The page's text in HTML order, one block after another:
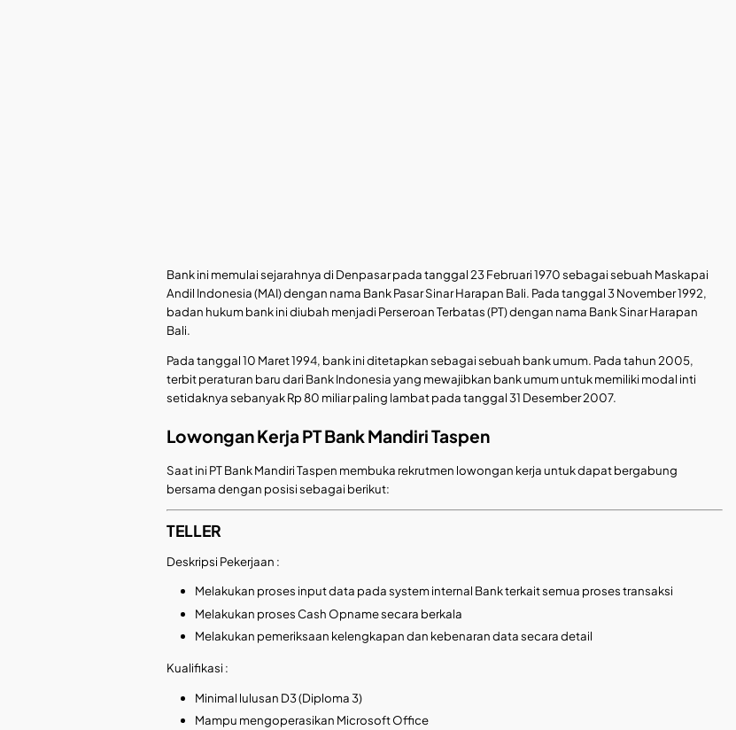
Bank ini memulai sejarahnya di Denpasar pada tanggal 23 Februari 1970 sebagai sebuah Maskapai
Andil Indonesia (MAI) dengan nama Bank Pasar Sinar Harapan Bali. Pada tanggal 3 November 1992,
badan hukum bank ini diubah menjadi Perseroan Terbatas (PT) dengan nama Bank Sinar Harapan
Bali.
Pada tanggal 10 Maret 1994, bank ini ditetapkan sebagai sebuah bank umum. Pada tahun 2005,
terbit peraturan baru dari Bank Indonesia yang mewajibkan bank umum untuk memiliki modal inti
setidaknya sebanyak Rp 80 miliar paling lambat pada tanggal 31 Desember 2007.
Lowongan Kerja PT Bank Mandiri Taspen
Saat ini PT Bank Mandiri Taspen membuka rekrutmen lowongan kerja untuk dapat bergabung
bersama dengan posisi sebagai berikut:
TELLER
Deskripsi Pekerjaan :
Melakukan proses input data pada system internal Bank terkait semua proses transaksi
Melakukan proses Cash Opname secara berkala
Melakukan pemeriksaan kelengkapan dan kebenaran data secara detail
Kualifikasi :
Minimal lulusan D3 (Diploma 3)
Mampu mengoperasikan Microsoft Office